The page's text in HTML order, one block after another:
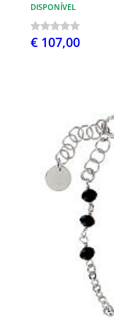
DISPONÍVEL
€ 107,00